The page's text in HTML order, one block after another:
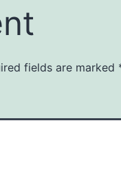
fields are marked